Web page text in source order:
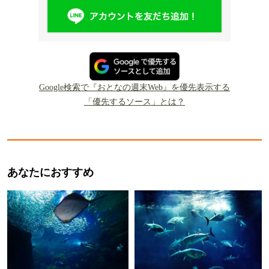
Google検索で『おとなの週末Web』を優先表示する
「優先するソース」とは？
あなたにおすすめ